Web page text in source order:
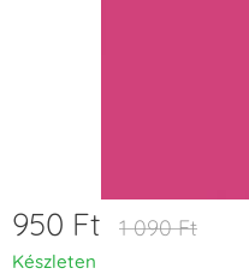
950 Ft 1 090Ft
Készleten